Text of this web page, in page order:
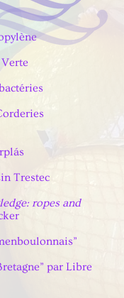
Trestec
ropes and
par Libre